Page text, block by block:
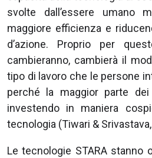
svolte dall’essere umano
maggiore efficienza e
d’azione. Proprio per
cambieranno, cambierà il
tipo di lavoro che le persone
perché la maggior parte
investendo in maniera
tecnologia (Tiwari &
Le tecnologie STARA stanno